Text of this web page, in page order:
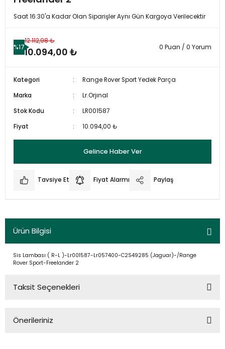
Saat 16:30'a Kadar Olan Siparişler Aynı Gün Kargoya Verilecektir
%17
12.112,98 ₺
10.094,00 ₺ 0 Puan / 0 Yorum
Kategori
Range Rover Sport Yedek Parça
Marka
Lr.Orjınal
Stok Kodu
LR001587
Fiyat
10.094,00 ₺
Gelince Haber Ver
Tavsiye Et Fiyat Alarmı Paylaş
Ürün Bilgisi
Sis Lambası ( R-L )-Lr001587-Lr057400-C2S49285 (Jaguar)-/Range
Rover Sport-Freelander 2
Taksit Seçenekleri
Önerileriniz